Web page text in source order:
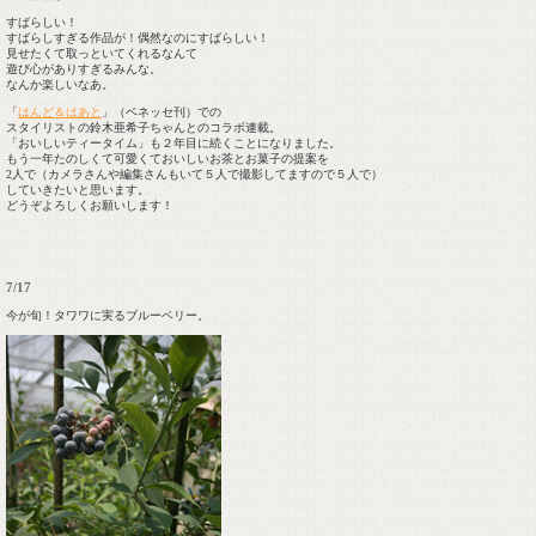
すばらしい！
すばらしすぎる作品が！偶然なのにすばらしい！
見せたくて取っといてくれるなんて
遊び心がありすぎるみんな。
なんか楽しいなあ。
「はんど＆はあと 」（ベネッセ刊）での
スタイリストの鈴木亜希子ちゃんとのコラボ連載。
「おいしいティータイム」も２年目に続くことになりました。
もう一年たのしくて可愛くておいしいお茶とお菓子の提案を
2人で（カメラさんや編集さんもいて５人で撮影してますので５人で）
していきたいと思います。
どうぞよろしくお願いします！
7/17
今が旬！タワワに実るブルーベリー。